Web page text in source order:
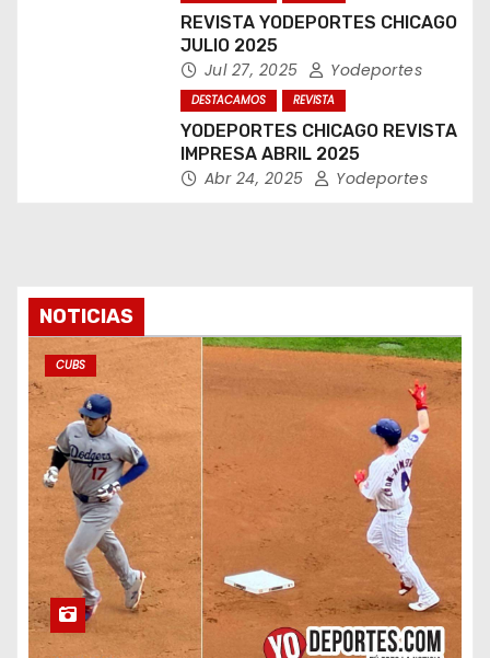
REVISTA YODEPORTES CHICAGO
JULIO 2025
Jul 27, 2025 Yodeportes
DESTACAMOS REVISTA
YODEPORTES CHICAGO REVISTA
IMPRESA ABRIL 2025
Abr 24, 2025 Yodeportes
NOTICIAS
CUBS